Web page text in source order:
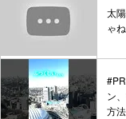
太
ゃ
ン
方法